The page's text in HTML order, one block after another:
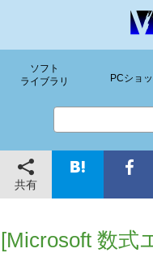
ソフト
ライブラリ
PCショ
共有
[Microsoft 数式